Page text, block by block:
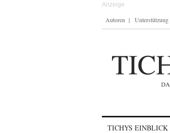
Autoren Unterstützung
TICHYS EINBLICK